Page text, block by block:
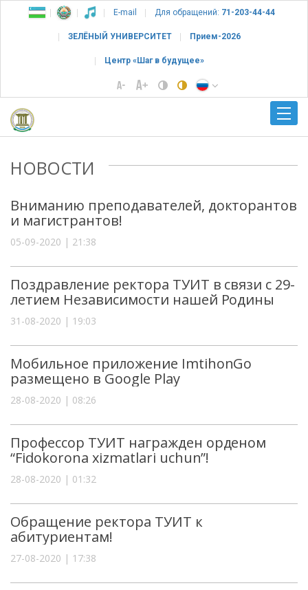
E-mail Для обращений: 71-203-44-44
ЗЕЛЁНЫЙ УНИВЕРСИТЕТ Прием-2026
Центр «Шаг в будущее»
НОВОСТИ
Вниманию преподавателей, докторантов
и магистрантов!
05-09-2020 | 21:38
Поздравление ректора ТУИТ в связи с 29-
летием Независимости нашей Родины
31-08-2020 | 19:03
Мобильное приложение ImtihonGo
размещено в Google Play
28-08-2020 | 08:26
Профессор ТУИТ награжден орденом
“Fidokorona xizmatlari uchun”!
28-08-2020 | 01:32
Обращение ректора ТУИТ к
абитуриентам!
27-08-2020 | 17:38